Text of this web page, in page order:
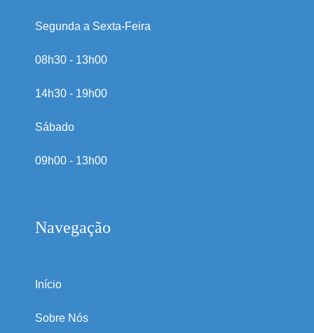
Segunda a Sexta-Feira
08h30 - 13h00
14h30 - 19h00
Sábado
09h00 - 13h00
Navegação
Início
Sobre Nós